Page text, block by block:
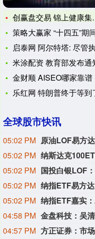
创赢盘交易 锦上健康集团董事长卢泰宇：与时代同行，打造全球首
策略大赢家 “十四五”
启泰网 阿尔特塔: 尽管
米涂配资 教育部发布通知
金财顺 AISEO哪家靠
乐红网 特朗普终于等
全球股市快讯
05:02 PM
05:02 PM
05:02 PM 国投白银LOF
05:02 PM
05:02 PM
04:58 PM 金盘科技：吴
04:57 PM